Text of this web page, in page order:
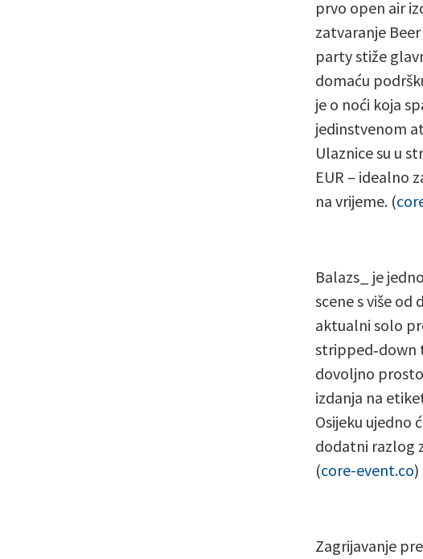
prvo open air
zatvaranje
party stiže
domaću
je o noći koja
jedinstvenom
Ulaznice su u
EUR – idealno
na vrijeme. (
Balazs_ je
scene s više od
aktualni solo
stripped‑down
dovoljno
izdanja na
Osijeku ujedno
dodatni razlog
(core-event.co)
Zagrijavanje